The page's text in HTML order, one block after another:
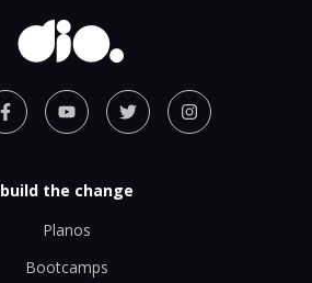
build the change
Planos
Bootcamps